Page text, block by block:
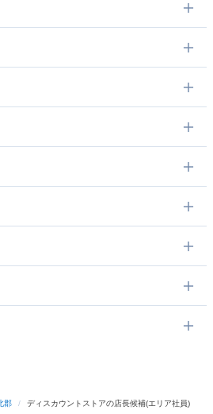
郡 / ディスカウントストアの店長候補(エリア社員)